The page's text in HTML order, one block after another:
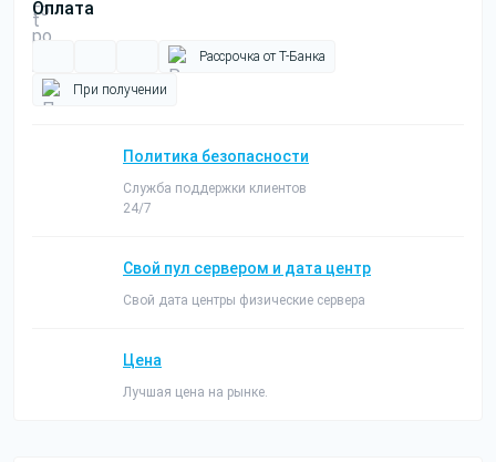
Оплата
Рассрочка от Т-Банка
При получении
Политика безопасности
Служба поддержки клиентов
24/7
Свой пул сервером и дата центр
Свой дата центры физические сервера
Цена
Лучшая цена на рынке.